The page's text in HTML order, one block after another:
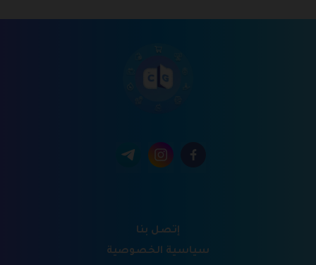
إتصل بنا
سياسية الخصوصية